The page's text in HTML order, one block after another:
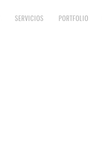
SERVICIOS PORTFOLIO